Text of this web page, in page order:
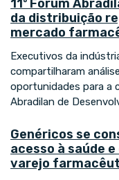
11º Fórum
da distribuição
mercado
Executivos da
compartilharam
oportunidades para a
Abradilan de
Genéricos se
acesso à saúde
varejo